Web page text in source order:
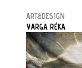
ART&DESIGN
VARGA RÉKA